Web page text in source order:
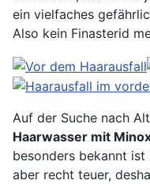
ein vielfaches
Also kein Finasterid
Auf der Suche nach
Haarwasser mit
besonders bekannt ist
aber recht teuer,